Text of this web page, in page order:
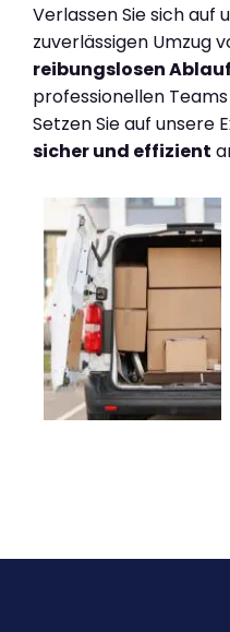
Verlassen Sie sich auf
zuverlässigen Umzug
reibungslosen Ablauf
professionellen
Setzen Sie auf unsere
sicher und effizient